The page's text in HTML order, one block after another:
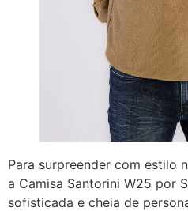
Para surpreender com estilo
a Camisa Santorini W25 por
sofisticada e cheia de